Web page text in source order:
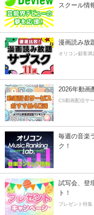
スクール情
漫画読み放
オリコン顧客
2026年動画
CS動画配信サ
毎週の音楽
ク！
試写会、登
ト！
プレゼント特集